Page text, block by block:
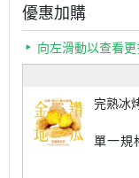
優惠加購
向左滑動以查看更
完熟冰
單一規